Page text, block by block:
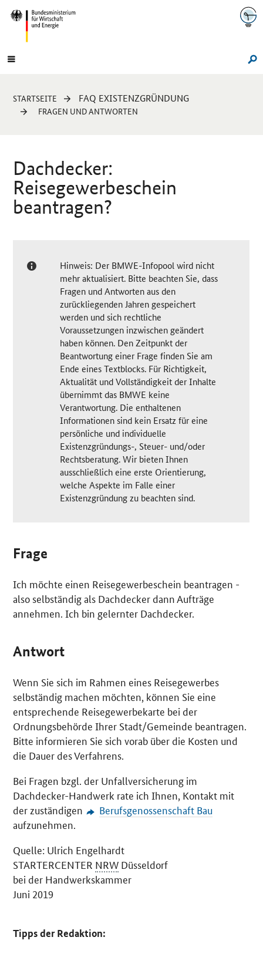
Navigation
Hauptmenü
Sie
sind
STARTSEITE FAQ EXISTENZGRÜNDUNG
FRAGEN UND ANTWORTEN
Dachdecker:
Reisegewerbeschein
beantragen?
Hinweis: Der BMWE-Infopool wird nicht
mehr aktualisiert. Bitte beachten Sie, dass
Fragen und Antworten aus den
zurückliegenden Jahren gespeichert
werden und sich rechtliche
Voraussetzungen inzwischen geändert
haben können. Den Zeitpunkt der
Beantwortung einer Frage finden Sie am
Ende eines Textblocks. Für Richtigkeit,
Aktualität und Vollständigkeit der Inhalte
übernimmt das BMWE keine
Verantwortung. Die enthaltenen
Informationen sind kein Ersatz für eine
persönliche und individuelle
Existenzgründungs-, Steuer- und/oder
Rechtsberatung. Wir bieten Ihnen
ausschließlich eine erste Orientierung,
welche Aspekte im Falle einer
Existenzgründung zu beachten sind.
Frage
Ich möchte einen Reisegewerbeschein beantragen -
also selbständig als Dachdecker dann Aufträge
annehmen. Ich bin gelernter Dachdecker.
Antwort
Wenn Sie sich im Rahmen eines Reisegewerbes
selbständig machen möchten, können Sie eine
entsprechende Reisegewerbekarte bei der
Ordnungsbehörde Ihrer Stadt/Gemeinde beantragen.
Bitte informieren Sie sich vorab über die Kosten und
die Dauer des Verfahrens.
Bei Fragen bzgl. der Unfallversicherung im
Dachdecker-Handwerk rate ich Ihnen, Kontakt mit
der zuständigen
Berufsgenossenschaft Bau
aufzunehmen.
Quelle: Ulrich Engelhardt
STARTERCENTER NRW Düsseldorf
bei der Handwerkskammer
Juni 2019
Tipps der Redaktion: